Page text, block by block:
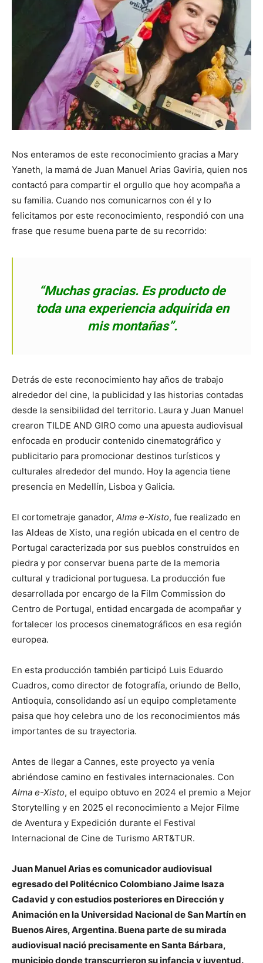
Nos enteramos de este reconocimiento gracias a Mary
Yaneth, la mamá de Juan Manuel Arias Gaviria, quien nos
contactó para compartir el orgullo que hoy acompaña a
su familia. Cuando nos comunicarnos con él y lo
felicitamos por este reconocimiento, respondió con una
frase que resume buena parte de su recorrido:
“Muchas gracias. Es producto de
toda una experiencia adquirida en
mis montañas”.
Detrás de este reconocimiento hay años de trabajo
alrededor del cine, la publicidad y las historias contadas
desde la sensibilidad del territorio. Laura y Juan Manuel
crearon TILDE AND GIRO como una apuesta audiovisual
enfocada en producir contenido cinematográfico y
publicitario para promocionar destinos turísticos y
culturales alrededor del mundo. Hoy la agencia tiene
presencia en Medellín, Lisboa y Galicia.
El cortometraje ganador, Alma e-Xisto, fue realizado en
las Aldeas de Xisto, una región ubicada en el centro de
Portugal caracterizada por sus pueblos construidos en
piedra y por conservar buena parte de la memoria
cultural y tradicional portuguesa. La producción fue
desarrollada por encargo de la Film Commission do
Centro de Portugal, entidad encargada de acompañar y
fortalecer los procesos cinematográficos en esa región
europea.
En esta producción también participó Luis Eduardo
Cuadros, como director de fotografía, oriundo de Bello,
Antioquia, consolidando así un equipo completamente
paisa que hoy celebra uno de los reconocimientos más
importantes de su trayectoria.
Antes de llegar a Cannes, este proyecto ya venía
abriéndose camino en festivales internacionales. Con
Alma e-Xisto, el equipo obtuvo en 2024 el premio a Mejor
Storytelling y en 2025 el reconocimiento a Mejor Filme
de Aventura y Expedición durante el Festival
Internacional de Cine de Turismo ART&TUR.
Juan Manuel Arias es comunicador audiovisual
egresado del Politécnico Colombiano Jaime Isaza
Cadavid y con estudios posteriores en Dirección y
Animación en la Universidad Nacional de San Martín en
Buenos Aires, Argentina. Buena parte de su mirada
audiovisual nació precisamente en Santa Bárbara,
municipio donde transcurrieron su infancia y juventud.